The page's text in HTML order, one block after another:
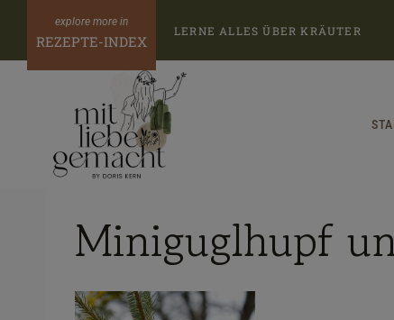
Inhalt
springen
REZEPTE-INDEX
LERNE ALLES ÜBER KRÄUTER
Miniguglhupf